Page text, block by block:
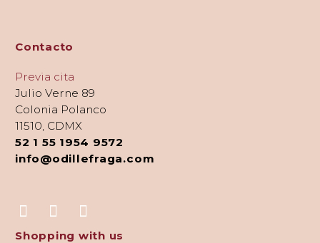
Contacto
Previa cita
Julio Verne 89
Colonia Polanco
11510, CDMX
52 1 55 1954 9572
info@odillefraga.com
Shopping with us